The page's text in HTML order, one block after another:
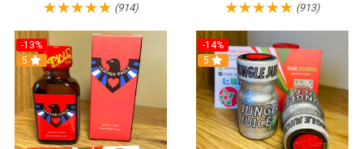
(914) (913)
-13%
5
-14%
5